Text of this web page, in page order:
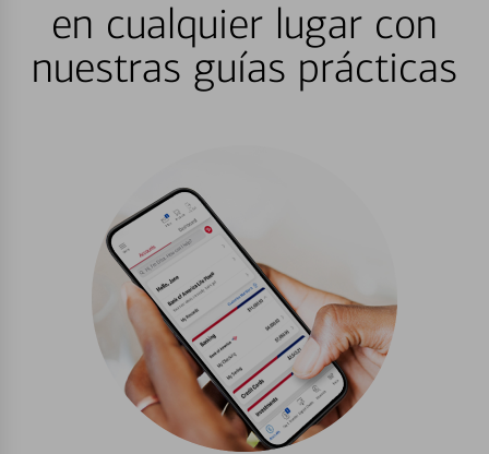
en cualquier lugar con
nuestras guías prácticas